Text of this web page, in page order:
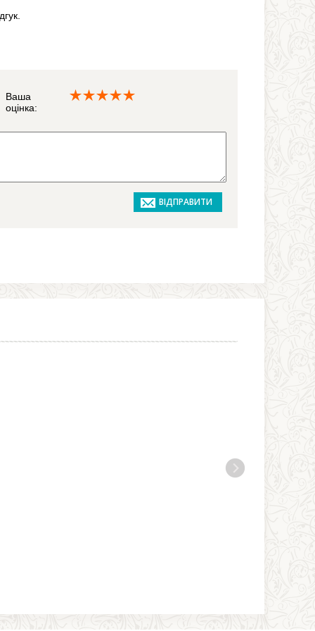
Ваша
оцінка: